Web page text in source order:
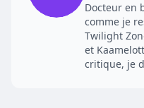
Docteur en
comme je
Twilight
et
critique, je